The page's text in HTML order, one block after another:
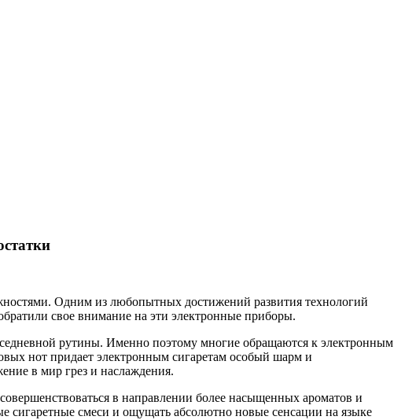
Одним из любопытных достижений развития технологий
свое внимание на эти электронные приборы.
рутины. Именно поэтому многие обращаются к электронным
нот придает электронным сигаретам особый шарм и
в мир грез и наслаждения.
в направлении более насыщенных ароматов и
сигаретные смеси и ощущать абсолютно новые сенсации на языке